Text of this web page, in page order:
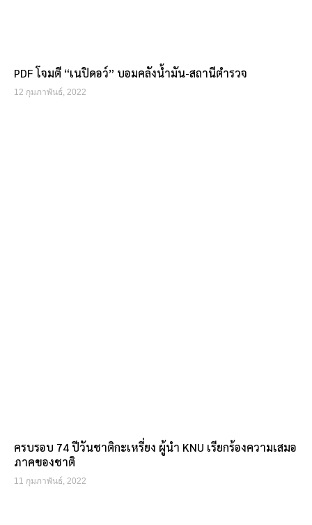
PDF โจมตี “เนปิดอว์” บอมคลังน้ำมัน-สถานีตำรวจ
12 กุมภาพันธ์, 2022
ครบรอบ 74 ปีวันชาติกะเหรี่ยง ผู้นำ KNU เรียกร้องความเสมอ
ภาคของชาติ
11 กุมภาพันธ์, 2022